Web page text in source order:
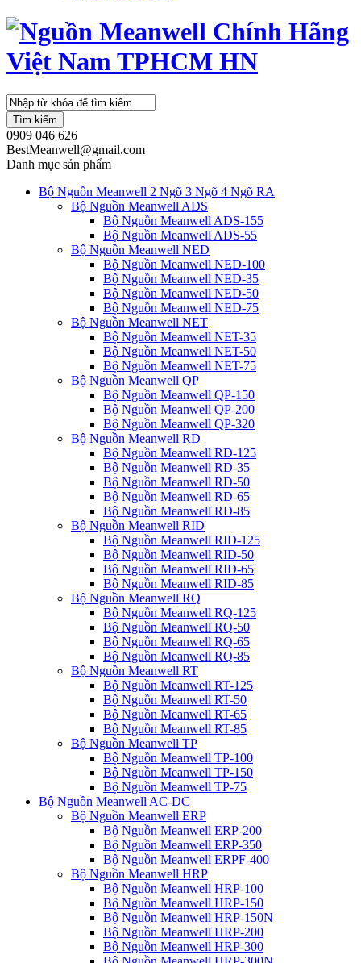
Tìm kiếm
0909 046 626
BestMeanwell@gmail.com
Danh mục sản phẩm
Bộ Nguồn Meanwell 2 Ngõ 3 Ngõ 4 Ngõ RA
Bộ Nguồn Meanwell ADS
Bộ Nguồn Meanwell ADS-155
Bộ Nguồn Meanwell ADS-55
Bộ Nguồn Meanwell NED
Bộ Nguồn Meanwell NED-100
Bộ Nguồn Meanwell NED-35
Bộ Nguồn Meanwell NED-50
Bộ Nguồn Meanwell NED-75
Bộ Nguồn Meanwell NET
Bộ Nguồn Meanwell NET-35
Bộ Nguồn Meanwell NET-50
Bộ Nguồn Meanwell NET-75
Bộ Nguồn Meanwell QP
Bộ Nguồn Meanwell QP-150
Bộ Nguồn Meanwell QP-200
Bộ Nguồn Meanwell QP-320
Bộ Nguồn Meanwell RD
Bộ Nguồn Meanwell RD-125
Bộ Nguồn Meanwell RD-35
Bộ Nguồn Meanwell RD-50
Bộ Nguồn Meanwell RD-65
Bộ Nguồn Meanwell RD-85
Bộ Nguồn Meanwell RID
Bộ Nguồn Meanwell RID-125
Bộ Nguồn Meanwell RID-50
Bộ Nguồn Meanwell RID-65
Bộ Nguồn Meanwell RID-85
Bộ Nguồn Meanwell RQ
Bộ Nguồn Meanwell RQ-125
Bộ Nguồn Meanwell RQ-50
Bộ Nguồn Meanwell RQ-65
Bộ Nguồn Meanwell RQ-85
Bộ Nguồn Meanwell RT
Bộ Nguồn Meanwell RT-125
Bộ Nguồn Meanwell RT-50
Bộ Nguồn Meanwell RT-65
Bộ Nguồn Meanwell RT-85
Bộ Nguồn Meanwell TP
Bộ Nguồn Meanwell TP-100
Bộ Nguồn Meanwell TP-150
Bộ Nguồn Meanwell TP-75
Bộ Nguồn Meanwell AC-DC
Bộ Nguồn Meanwell ERP
Bộ Nguồn Meanwell ERP-200
Bộ Nguồn Meanwell ERP-350
Bộ Nguồn Meanwell ERPF-400
Bộ Nguồn Meanwell HRP
Bộ Nguồn Meanwell HRP-100
Bộ Nguồn Meanwell HRP-150
Bộ Nguồn Meanwell HRP-150N
Bộ Nguồn Meanwell HRP-200
Bộ Nguồn Meanwell HRP-300